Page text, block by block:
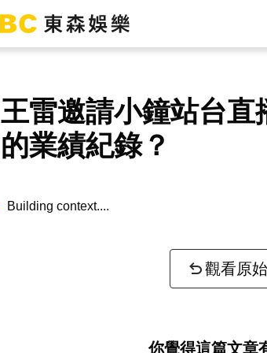
王雷邀請小鐘站台直
的業績紀錄？
Building context...
觀看原
你覺得這篇文章